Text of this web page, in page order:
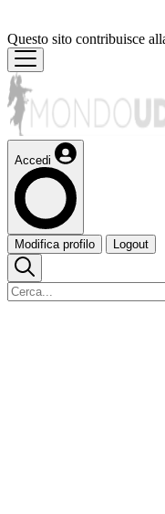
Questo sito contribuisce
Accedi
Modifica profilo Logout